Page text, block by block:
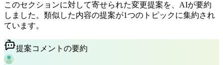
このセクションに対して寄せられた変更提案を、AIが要約
しました。類似した内容の提案が1つのトピックに集約され
ています。
提案コメントの要約